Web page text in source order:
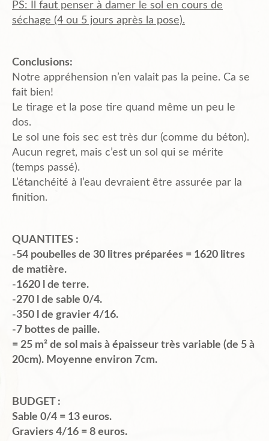
PS: Il faut penser à damer le sol en cours de
séchage (4 ou 5 jours après la pose).
Conclusions:
Notre appréhension n’en valait pas la peine. Ca se
fait bien!
Le tirage et la pose tire quand même un peu le
dos.
Le sol une fois sec est très dur (comme du béton).
Aucun regret, mais c’est un sol qui se mérite
(temps passé).
L’étanchéité à l’eau devraient être assurée par la
finition.
QUANTITES :
-54 poubelles de 30 litres préparées = 1620 litres
de matière.
-1620 l de terre.
-270 l de sable 0/4.
-350 l de gravier 4/16.
-7 bottes de paille.
= 25 m² de sol mais à épaisseur très variable (de 5 à
20cm). Moyenne environ 7cm.
BUDGET :
Sable 0/4 = 13 euros.
Graviers 4/16 = 8 euros.